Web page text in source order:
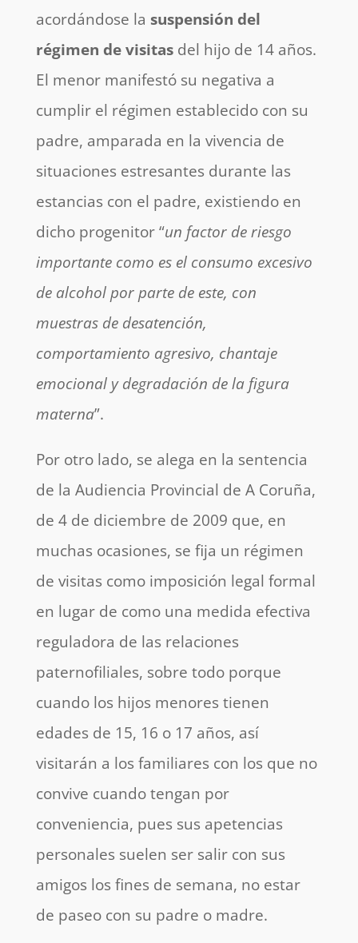
acordándose la suspensión del
régimen de visitasdel hijo de 14 años.
El menor manifestó su negativa a
cumplir el régimen establecido con su
padre, amparada en la vivencia de
situaciones estresantes durante las
estancias con el padre, existiendo en
dicho progenitor “un factor de riesgo
importante como es el consumo excesivo
de alcohol por parte de este, con
muestras de desatención,
comportamiento agresivo, chantaje
emocional y degradación de la figura
materna”.
Por otro lado, se alega en la sentencia
de la Audiencia Provincial de A Coruña,
de 4 de diciembre de 2009 que, en
muchas ocasiones, se fija un régimen
de visitas como imposición legal formal
en lugar de como una medida efectiva
reguladora de las relaciones
paternofiliales, sobre todo porque
cuando los hijos menores tienen
edades de 15, 16 o 17 años, así
visitarán a los familiares con los que no
convive cuando tengan por
conveniencia, pues sus apetencias
personales suelen ser salir con sus
amigos los fines de semana, no estar
de paseo con su padre o madre.